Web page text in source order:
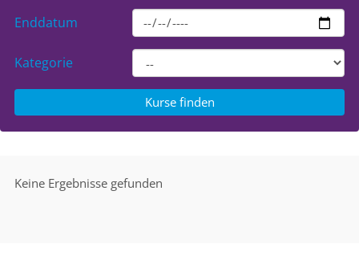
Enddatum
Kategorie
Keine Ergebnisse gefunden